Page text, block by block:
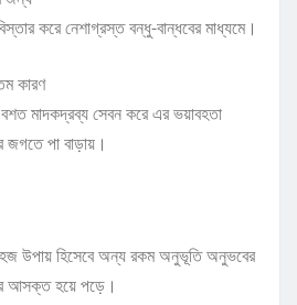
করে নেশাগ্রস্ত বন্ধু-বান্ধবের মাধ্যমে।
কারণ
মাদকদ্রব্য সেবন করে এর ভয়াবহতা
পা বাড়ায়।
উপায় হিসেবে অন্য রকম অনুভূতি অনুভবের
আসক্ত হয়ে পড়ে।